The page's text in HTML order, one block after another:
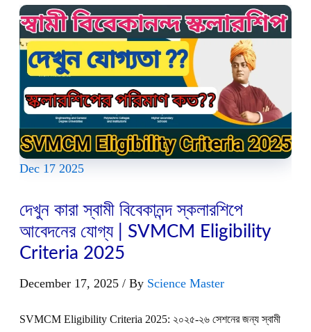
Dec 17 2025
দেখুন কারা স্বামী বিবেকানন্দ স্কলারশিপে
আবেদনের যোগ্য | SVMCM Eligibility
Criteria 2025
December 17, 2025 / By Science Master
SVMCM Eligibility Criteria 2025: ২০২৫-২৬ সেশনের জন্য স্বামী